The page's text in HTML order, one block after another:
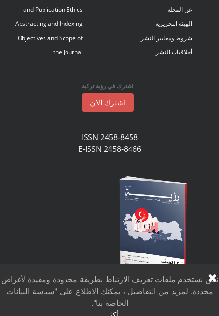
عن المجلة
الهيئة التحريرية
شروط ومعايير النشر
أخلاقيات النشر
and Publication Ethics
Abstracting and Indexing
Objectives and Scope of
the Journal
اشترك في رؤية تركية
اشترك الان
ISSN 2458-8458
E-ISSN 2458-8466
نحن نستخدم ملفات تعريف الارتباط بطريقة محدودة ومقيدة لأغراض
محددة. لمزيد من التفاصيل ، يمكنك الاطلاع على "سياسة البيانات
الخاصة بنا".